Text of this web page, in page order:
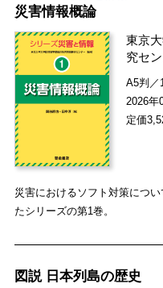
災害情報概論
東京
究セ
A5判／
2026年
定価
災害におけるソフト対策につ
たシリーズの第1巻。
図説 日本列島の歴史